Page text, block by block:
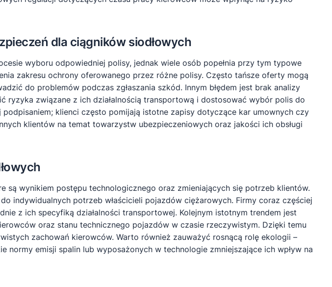
dla ciągników siodłowych
wyboru odpowiedniej polisy, jednak wiele osób popełnia przy tym typowe
zakresu ochrony oferowanego przez różne polisy. Często tańsze oferty mogą
do problemów podczas zgłaszania szkód. Innym błędem jest brak analizy
ryzyka związane z ich działalnością transportową i dostosować wybór polis do
klienci często pomijają istotne zapisy dotyczące kar umownych czy
klientów na temat towarzystw ubezpieczeniowych oraz jakości ich obsługi
są wynikiem postępu technologicznego oraz zmieniających się potrzeb klientów.
indywidualnych potrzeb właścicieli pojazdów ciężarowych. Firmy coraz częściej
z ich specyfiką działalności transportowej. Kolejnym istotnym trendem jest
oraz stanu technicznego pojazdów w czasie rzeczywistym. Dzięki temu
zachowań kierowców. Warto również zauważyć rosnącą rolę ekologii –
emisji spalin lub wyposażonych w technologie zmniejszające ich wpływ na